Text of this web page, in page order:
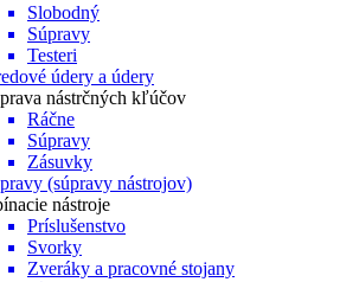
Slobodný
Súpravy
Testeri
údery a údery
nástrčných kľúčov
Ráčne
Súpravy
Zásuvky
(súpravy nástrojov)
nástroje
Príslušenstvo
Svorky
Zveráky a pracovné stojany